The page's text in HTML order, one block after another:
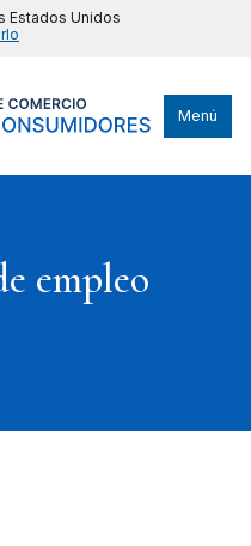
Estados Unidos
Menú
empleo